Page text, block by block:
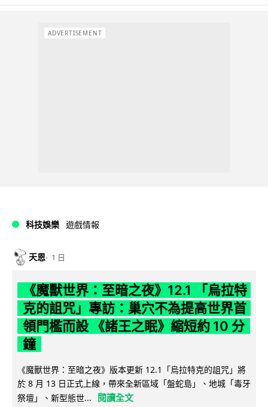
ADVERTISEMENT
科技娛樂 遊戲情報
天恩 1 日
《魔獸世界：至暗之夜》12.1 「烏拉特
克的詛咒」專訪：巢穴不為提高世界首
領門檻而設 《諸王之眠》縮短約 10 分
鐘
《魔獸世界：至暗之夜》版本更新 12.1「烏拉特克的詛咒」將
於 8 月 13 日正式上線，帶來全新區域「盤蛇島」、地城「毒牙
祭壇」、新型態世...
閱讀全文